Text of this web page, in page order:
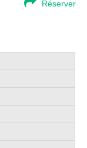
Réserver